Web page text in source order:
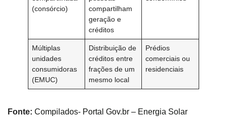
(consórcio)
compartilham
geração e
créditos
Múltiplas
unidades
consumidoras
(EMUC)
Distribuição de
créditos entre
frações de um
mesmo local
Prédios
comerciais ou
residenciais
Fonte: Compilados- Portal Gov.br – Energia Solar